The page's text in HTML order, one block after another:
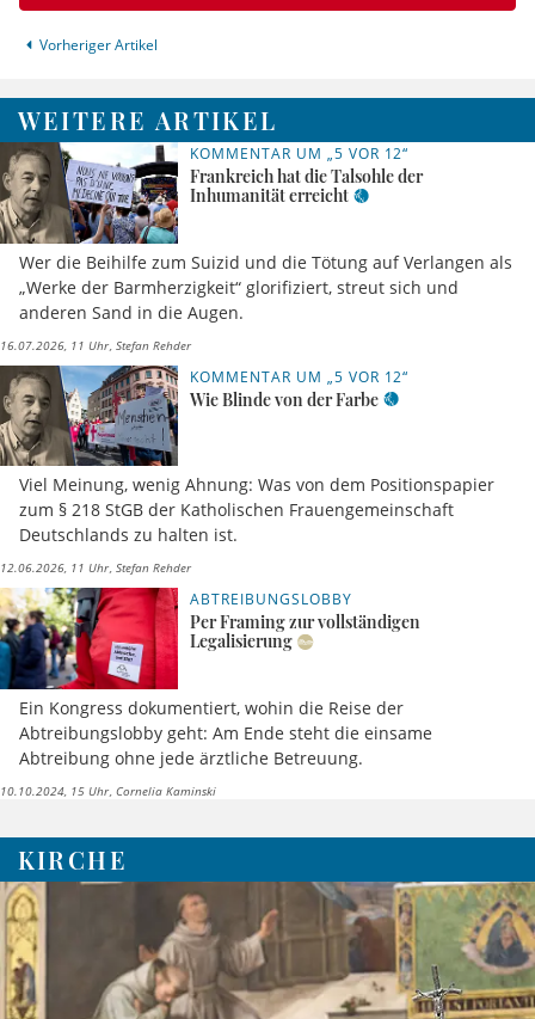
Vorheriger Artikel
WEITERE ARTIKEL
KOMMENTAR UM „5 VOR 12“
Frankreich hat die Talsohle der
Inhumanität erreicht
Wer die Beihilfe zum Suizid und die Tötung auf Verlangen als
„Werke der Barmherzigkeit“ glorifiziert, streut sich und
anderen Sand in die Augen.
16.07.2026, 11 Uhr Stefan Rehder
KOMMENTAR UM „5 VOR 12“
Wie Blinde von der Farbe
Viel Meinung, wenig Ahnung: Was von dem Positionspapier
zum § 218 StGB der Katholischen Frauengemeinschaft
Deutschlands zu halten ist.
12.06.2026, 11 Uhr Stefan Rehder
ABTREIBUNGSLOBBY
Per Framing zur vollständigen
Legalisierung
Ein Kongress dokumentiert, wohin die Reise der
Abtreibungslobby geht: Am Ende steht die einsame
Abtreibung ohne jede ärztliche Betreuung.
10.10.2024, 15 Uhr Cornelia Kaminski
KIRCHE